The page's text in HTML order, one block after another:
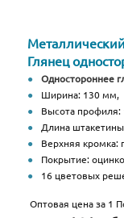
Глянец
Одностороннее
Ширина: 130 мм,
Высота
Длина
Верхняя кромка:
Покрытие:
16 цветовых
Оптовая цена за 1